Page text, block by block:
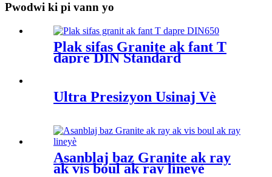
Pwodwi ki pi vann yo
Plak sifas Granite ak fant T
dapre DIN Standard
Ultra Presizyon Usinaj Vè
Asanblaj baz Granite ak ray
ak vis boul ak ray lineyè